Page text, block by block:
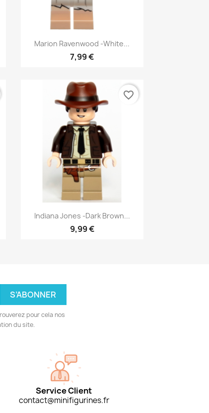
Aperçu rapide
Marion Ravenwood -White...
7,99 €
 Aperçu rapide
Indiana Jones -Dark Brown...
9,99 €
favorite_border
pour cela nos
du site.
Service Client
contact@minifigurines.fr